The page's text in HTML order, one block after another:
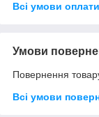
Всі умови оплати
Умови
Повернення
Всі умови